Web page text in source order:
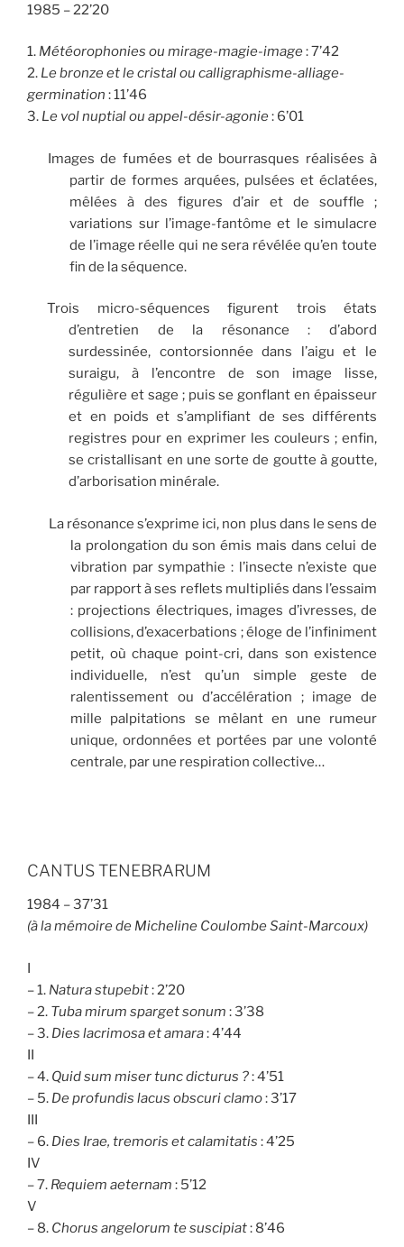
1985 –22’20
1. Météorophonies ou mirage-magie-image: 7’42
2. Le bronze et le cristal ou calligraphisme-alliage-
germination : 11’46
3. Le vol nuptial ou appel-désir-agonie: 6’01
Images de fumées et de bourrasques réalisées à
partir de formes arquées, pulsées et éclatées,
mêlées à des figures d’air et de souffle ;
variations sur l’image-fantôme et le simulacre
de l’image réelle qui ne sera révélée qu’en toute
fin de la séquence.
Trois micro-séquences figurent trois états
d’entretien de la résonance : d’abord
surdessinée, contorsionnée dans l’aigu et le
suraigu, à l’encontre de son image lisse,
régulière et sage ; puis se gonflant en épaisseur
et en poids et s’amplifiant de ses différents
registres pour en exprimer les couleurs ; enfin,
se cristallisant en une sorte de goutte à goutte,
d’arborisation minérale.
La résonance s’exprime ici, non plus dans le sens de
la prolongation du son émis mais dans celui de
vibration par sympathie : l’insecte n’existe que
par rapport à ses reflets multipliés dans l’essaim
: projections électriques, images d’ivresses, de
collisions, d’exacerbations ; éloge de l’infiniment
petit, où chaque point-cri, dans son existence
individuelle, n’est qu’un simple geste de
ralentissement ou d’accélération ; image de
mille palpitations se mêlant en une rumeur
unique, ordonnées et portées par une volonté
centrale, par une respiration collective…
CANTUS TENEBRARUM
1984 – 37’31
(à la mémoire de Micheline Coulombe Saint-Marcoux)
I
– 1. Natura stupebit: 2’20
– 2. Tuba mirum sparget sonum : 3’38
– 3. Dies lacrimosa et amara:4’44
II
– 4. Quid sum miser tunc dicturus ?: 4’51
– 5. De profundis lacus obscuri clamo: 3’17
III
– 6. Dies Irae, tremoris et calamitatis : 4’25
IV
– 7. Requiem aeternam : 5’12
V
– 8. Chorus angelorum te suscipiat: 8’46